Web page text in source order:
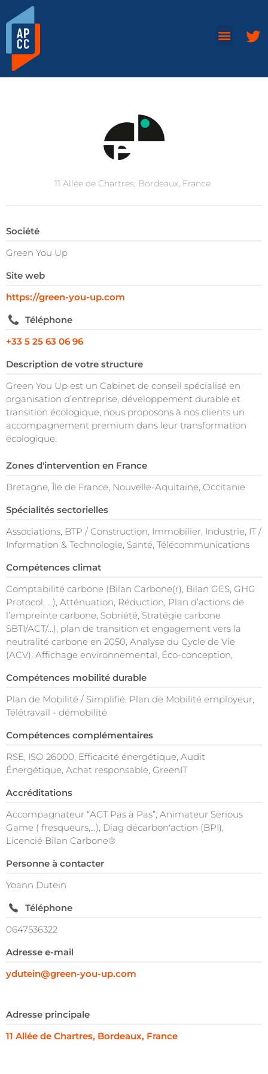
11 Allée de Chartres, Bordeaux, France
Société
Green You Up
Site web
https://green-you-up.com
Téléphone
+33 5 25 63 06 96
Description de votre structure
Green You Up est un Cabinet de conseil spécialisé en
organisation d’entreprise, développement durable et
transition écologique, nous proposons à nos clients un
accompagnement premium dans leur transformation
écologique.
Zones d'intervention en France
Bretagne, Île de France, Nouvelle-Aquitaine, Occitanie
Spécialités sectorielles
Associations, BTP / Construction, Immobilier, Industrie, IT /
Information & Technologie, Santé, Télécommunications
Compétences climat
Comptabilité carbone (Bilan Carbone(r), Bilan GES, GHG
Protocol, …), Atténuation, Réduction, Plan d’actions de
l’empreinte carbone, Sobriété, Stratégie carbone
SBTI/ACT/...), plan de transition et engagement vers la
neutralité carbone en 2050, Analyse du Cycle de Vie
(ACV), Affichage environnemental, Éco-conception,
Compétences mobilité durable
Plan de Mobilité / Simplifié, Plan de Mobilité employeur,
Télétravail - démobilité
Compétences complémentaires
RSE, ISO 26000, Efficacité énergétique, Audit
Énergétique, Achat responsable, GreenIT
Accréditations
Accompagnateur “ACT Pas à Pas”, Animateur Serious
Game ( fresqueurs,…), Diag décarbon'action (BPI),
Licencié Bilan Carbone®
Personne à contacter
Yoann Dutein
Téléphone
0647536322
Adresse e-mail
ydutein@green-you-up.com
Adresse principale
11 Allée de Chartres, Bordeaux, France